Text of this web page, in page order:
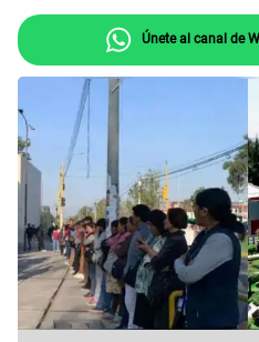
Únete al canal de